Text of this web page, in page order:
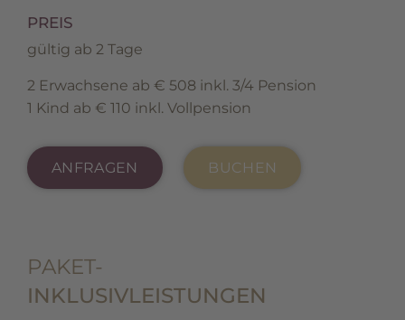
PREIS
gültig ab 2 Tage
2 Erwachsene ab € 508 inkl. 3/4 Pension
1 Kind ab € 110 inkl. Vollpension
ANFRAGEN BUCHEN
PAKET-
INKLUSIV­LEISTUNGEN